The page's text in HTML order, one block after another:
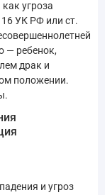
угроза
УК РФ или ст.
— ребенок,
драк и
положении.
и угроз